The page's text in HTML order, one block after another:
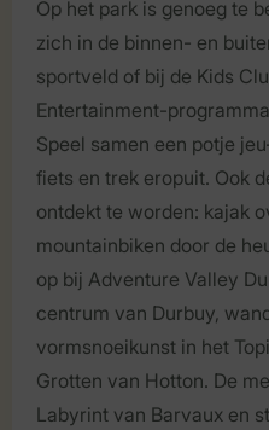
Op het park is genoeg te
zich in de binnen- en
sportveld of bij de Kids
Entertainment-
Speel samen een potje
fiets en trek eropuit. Ook
ontdekt te worden: kajak
mountainbiken door de
op bij Adventure Valley
centrum van Durbuy,
vormsnoeikunst in het
Grotten van Hotton. De
Labyrint van Barvaux en